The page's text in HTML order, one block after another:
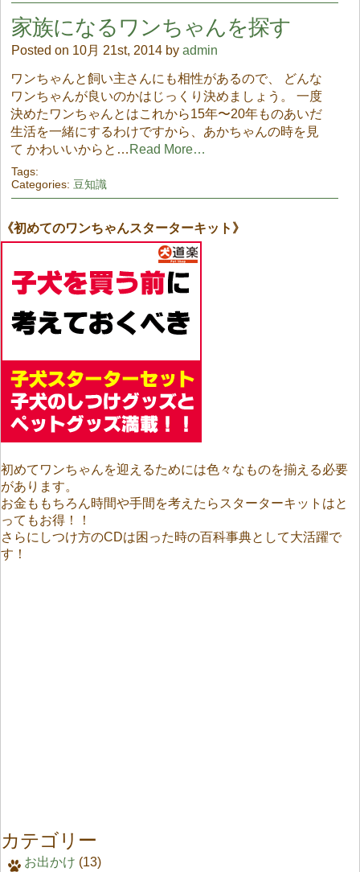
家族になるワンちゃんを探す
Posted on 10月 21st, 2014 by admin
ワンちゃんと飼い主さんにも相性があるので、 どんな
ワンちゃんが良いのかはじっくり決めましょう。 一度
決めたワンちゃんとはこれから15年〜20年ものあいだ
生活を一緒にするわけですから、あかちゃんの時を見
て かわいいからと… Read More…
Tags:
Categories: 豆知識
《初めてのワンちゃんスターターキット》
初めてワンちゃんを迎えるためには色々なものを揃える必要
があります。
お金ももちろん時間や手間を考えたらスターターキットはと
ってもお得！！
さらにしつけ方のCDは困った時の百科事典として大活躍で
す！
カテゴリー
お出かけ (13)